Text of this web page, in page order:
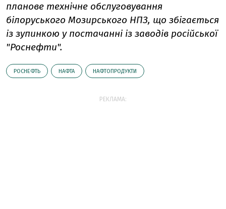
планове технічне обслуговування
білоруського Мозирського НПЗ, що збігається
із зупинкою у постачанні із заводів російської
"Роснефти".
РОСНЕФТЬ НАФТА НАФТОПРОДУКТИ
РЕКЛАМА: